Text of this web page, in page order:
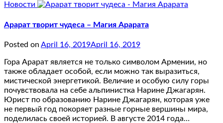
Новости
Арарат творит чудеса – Магия Арарата
Posted on April 16, 2019April 16, 2019
Гора Арарат является не только символом Армении, но
также обладает особой, если можно так выразиться,
мистической энергетикой. Величие и особую силу горы
почувствовала на себе альпинистка Нарине Джагарян.
Юрист по образованию Нарине Джагарян, которая уже
не первый год покоряет разные горные вершины мира,
поделилась своей историей. В августе 2014 года…